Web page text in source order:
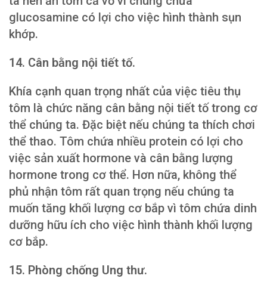
glucosamine có lợi cho việc hình thành sụn
khớp.
14. Cân bằng nội tiết tố.
Khía cạnh quan trọng nhất của việc tiêu thụ
tôm là chức năng cân bằng nội tiết tố trong cơ
thể chúng ta. Đặc biệt nếu chúng ta thích chơi
thể thao. Tôm chứa nhiều protein có lợi cho
việc sản xuất hormone và cân bằng lượng
hormone trong cơ thể. Hơn nữa, không thể
phủ nhận tôm rất quan trọng nếu chúng ta
muốn tăng khối lượng cơ bắp vì tôm chứa dinh
dưỡng hữu ích cho việc hình thành khối lượng
cơ bắp.
15. Phòng chống Ung thư.